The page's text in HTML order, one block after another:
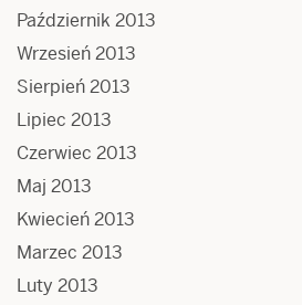
Październik 2013
Wrzesień 2013
Sierpień 2013
Lipiec 2013
Czerwiec 2013
Maj 2013
Kwiecień 2013
Marzec 2013
Luty 2013